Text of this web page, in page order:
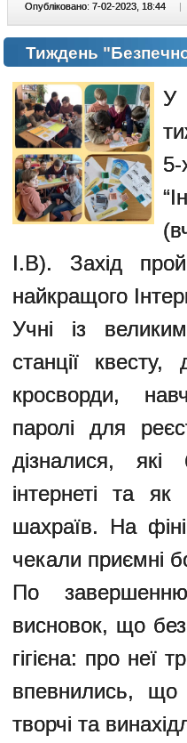
Опубліковано: 7-02-2023, 18:44 |
Тиждень
У
5-
І.В). Захід
найкращого
Учні із
станції квесту,
кросворди,
паролі для
дізналися,
інтернеті та
шахраїв. На
чекали приємні
По
висновок, що
гігієна: про
впевнились, що
творчі та